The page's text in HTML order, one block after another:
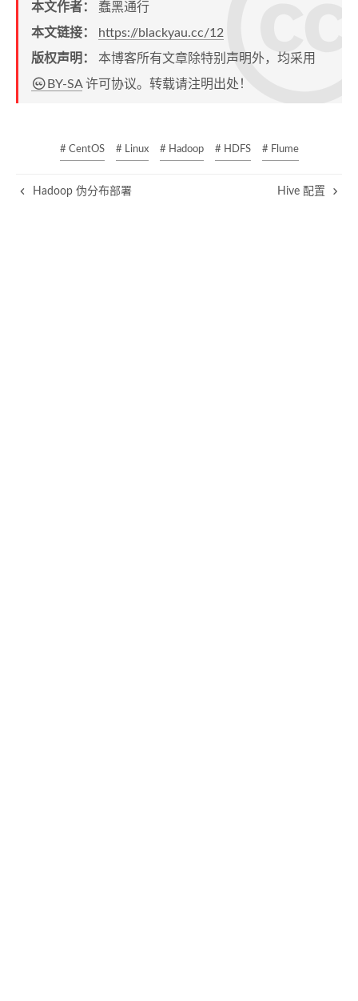
本文作者： 蠢黑通行
本文链接：
https://blackyau.cc/12
版权声明： 本博客所有文章除特别声明外，均采用
BY-SA许可协议。转载请注明出处！
# CentOS # Linux # Hadoop # HDFS # Flume
Hadoop 伪分布部署 Hive 配置